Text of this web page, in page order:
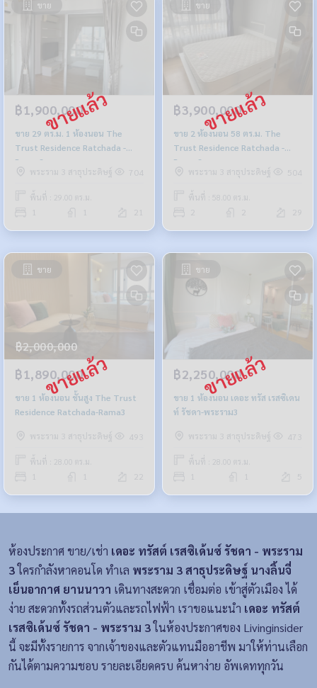
ขาย
฿1,900,000
ขาย 29 ตร.ม. 1 ห้องนอน The
Trust Residence Ratchada -
Rama 3
พระราม 3 สาธุประดิษฐ์
704
พื้นที่ : 29.00 ตร.ม.
ขาย
฿3,900,000
ขาย 2 ห้องนอน 58 ตร.ม. The
Trust Residence Ratchada -
Rama 3
พระราม 3 สาธุประดิษฐ์
504
พื้นที่ : 58.00 ตร.ม.
29
ขาย
฿2,000,000
฿1,890,000
ขาย 1 ห้องนอน ชั้นสูง The Trust
Residence Ratchada-Rama3
พระราม 3 สาธุประดิษฐ์ 493
พื้นที่ : 28.00 ตร.ม.
ขาย
฿2,250,000
ขาย 1 ห้องนอน เดอะ ทรัส เรสซิเดน
ท์ รัชดา-พระราม3
พระราม 3 สาธุประดิษฐ์ 473
พื้นที่ : 28.00 ตร.ม.
5
ห้องประกาศ ขาย/เช่า เดอะ ทรัสต์ เรสซิเด้นซ์ รัชดา - พระราม
3ใครกำลังหาคอนโด ทำเล พระราม 3 สาธุประดิษฐ์ นางลิ้นจี่
เย็นอากาศ ยานนาวา เดินทางสะดวก เชื่อมต่อ เข้าสู่ตัวเมือง ได้
ง่าย สะดวกทั้งรถส่วนตัวและรถไฟฟ้า เราขอแนะนำ เดอะ ทรัสต์
เรสซิเด้นซ์ รัชดา - พระราม 3ในห้องประกาศของ Livinginsider
นี้ จะมีทั้งรายการ จากเจ้าของและตัวแทนมืออาชีพ มาให้ท่านเลือก
กันได้ตามความชอบ รายละเอียดครบ ค้นหาง่าย อัพเดททุกวัน